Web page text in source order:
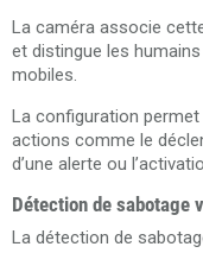
La caméra associe
et distingue les
mobiles.
La configuration
actions comme le
d’une alerte ou
Détection de sabotage
La détection de